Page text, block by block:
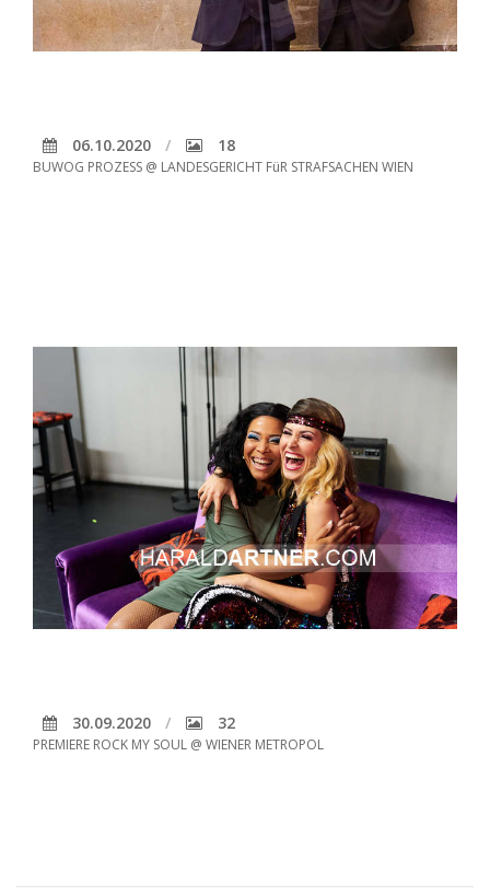
06.10.2020 18
BUWOG PROZESS @ LANDESGERICHT FüR STRAFSACHEN WIEN
30.09.2020 32
PREMIERE ROCK MY SOUL @ WIENER METROPOL